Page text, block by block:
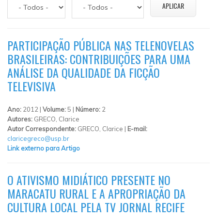
PARTICIPAÇÃO PÚBLICA NAS TELENOVELAS
BRASILEIRAS: CONTRIBUIÇÕES PARA UMA
ANÁLISE DA QUALIDADE DA FICÇÃO
TELEVISIVA
Ano: 2012 | Volume:5 | Número: 2
Autores: GRECO, Clarice
Autor Correspondente: GRECO, Clarice | E-mail:
claricegreco@usp.br
Link externo para Artigo
O ATIVISMO MIDIÁTICO PRESENTE NO
MARACATU RURAL E A APROPRIAÇÃO DA
CULTURA LOCAL PELA TV JORNAL RECIFE